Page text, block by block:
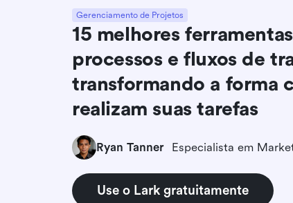
Gerenciamento de Projetos
15 melhores
processos e fluxos de
transformando a forma
realizam suas tarefas
Ryan Tanner
Use o Lark gratuitamente